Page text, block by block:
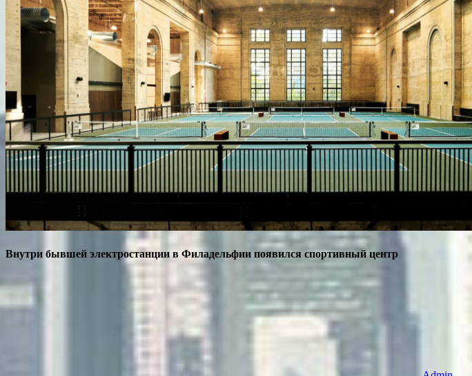
Внутри бывшей электростанции в Филадельфии появился спортивный центр